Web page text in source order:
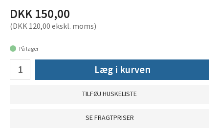
DKK 150,00
(DKK 120,00 ekskl. moms)
På lager
Læg i kurven
TILFØJ HUSKELISTE
SE FRAGTPRISER